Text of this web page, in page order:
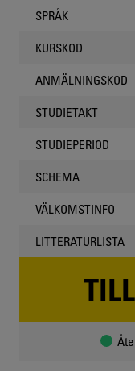
SPRÅK
KURSKOD
ANMÄLNINGSKOD
STUDIETAKT
STUDIEPERIOD
SCHEMA
VÄLKOMSTINFO
LITTERATURLISTA